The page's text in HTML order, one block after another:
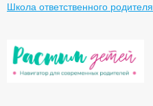
Школа ответственного родителя